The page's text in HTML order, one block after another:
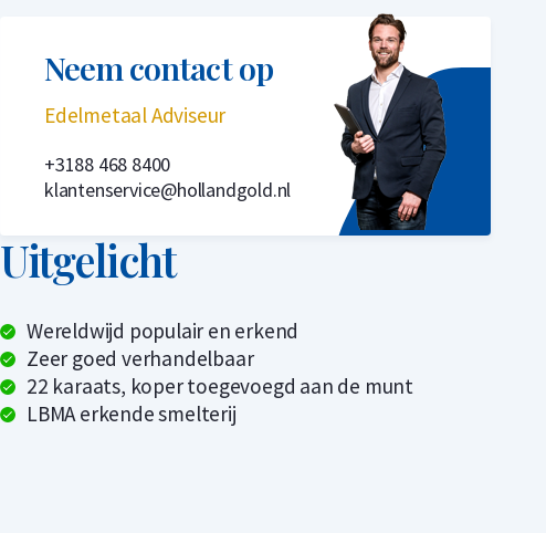
Neem contact op
Edelmetaal Adviseur
+3188 468 8400
klantenservice@hollandgold.nl
Uitgelicht
Wereldwijd populair en erkend
Zeer goed verhandelbaar
22 karaats, koper toegevoegd aan de munt
LBMA erkende smelterij